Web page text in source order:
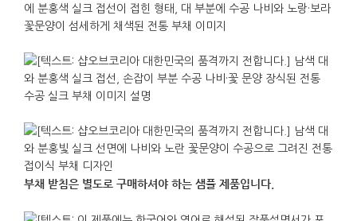
부채 받침은 별도로 구매하셔야 하는 샘플 제품입니다.